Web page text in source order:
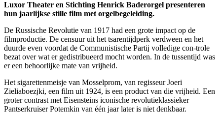
Luxor Theater en Stichting Henrick Baderorgel presenteren
hun jaarlijkse stille film met orgelbegeleiding.
De Russische Revolutie van 1917 had een grote impact op de
filmproductie. De censuur uit het tsarentijdperk verdween en het
duurde even voordat de Communistische Partij volledige con-trole
bezat over wat er gedistribueerd mocht worden. In de tussentijd was
er een behoorlijke mate van vrijheid.
Het sigarettenmeisje van Mosselprom, van regisseur Joeri
Zieliaboezjki, een film uit 1924, is een product van die vrijheid. Een
groter contrast met Eisensteins iconische revolutieklassieker
Pantserkruiser Potemkin van één jaar later is niet denkbaar.